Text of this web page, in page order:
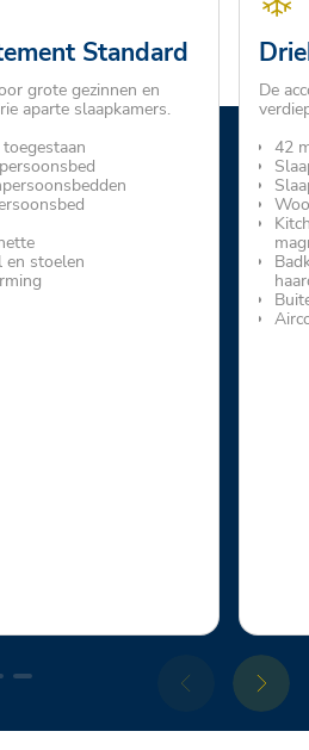
Standard
grote gezinnen en
aparte slaapkamers.
en stoelen
De
42